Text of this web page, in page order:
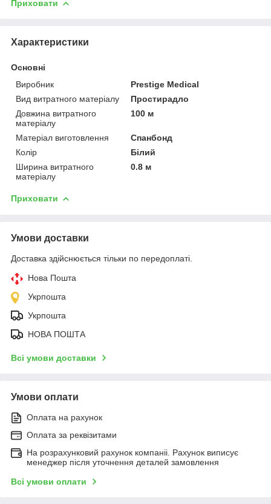
Приховати
Характеристики
Основні
Виробник
Prestige Medical
Вид витратного матеріалу
Простирадло
Довжина витратного
матеріалу
100 м
Матеріал виготовлення
Спанбонд
Колір
Білий
Ширина витратного
матеріалу
0.8 м
Приховати
Умови доставки
Доставка здійснюється тільки по передоплаті.
Нова Пошта
Укрпошта
Укрпошта
НОВА ПОШТА
Всі умови доставки
Умови оплати
Оплата на рахунок
Оплата за реквізитами
На розрахунковий рахунок компаніі. Рахунок виписує
менеджер після уточнення деталей замовлення
Всі умови оплати